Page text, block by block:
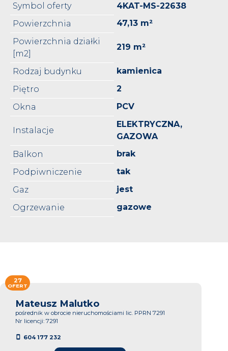
Symbol oferty
4KAT-MS-22638
Powierzchnia
47,13 m²
Powierzchnia działki
[m2]
219 m²
Rodzaj budynku
kamienica
Piętro
2
Okna
PCV
Instalacje
ELEKTRYCZNA,
GAZOWA
Balkon
brak
Podpiwniczenie
tak
Gaz
jest
Ogrzewanie
gazowe
Mateusz Malutko
pośrednik w obrocie nieruchomościami lic. PPRN 7291
Nr licencji: 7291
604 177 232
27
OFERT